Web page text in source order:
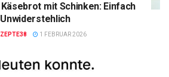
mit Schinken: Einfach
Unwiderstehlich
1 FEBRUAR 2026